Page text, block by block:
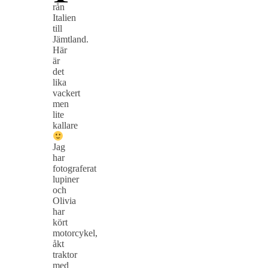
rån
Italien
till
Jämtland.
Här
är
det
lika
vackert
men
lite
kallare
Jag
har
fotograferat
lupiner
och
Olivia
har
kört
motorcykel,
åkt
traktor
med